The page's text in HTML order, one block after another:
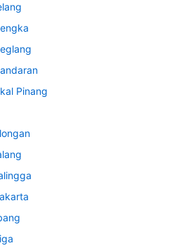
Pinang